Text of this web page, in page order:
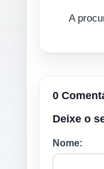
A
0
Deixe o
Nome: